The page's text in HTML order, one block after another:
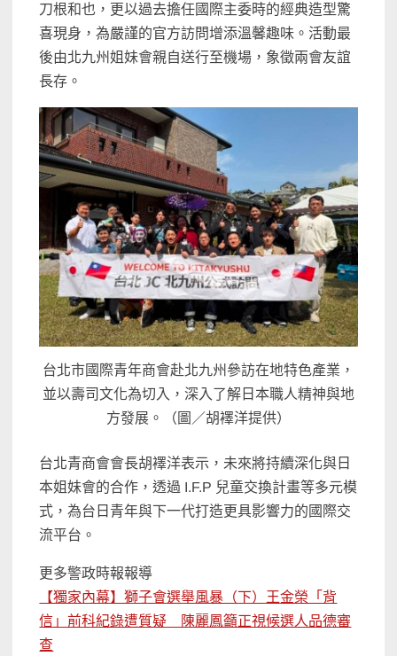
刀根和也，更以過去擔任國際主委時的經典造型驚
喜現身，為嚴謹的官方訪問增添溫馨趣味。活動最
後由北九州姐妹會親自送行至機場，象徵兩會友誼
長存。
台北市國際青年商會赴北九州參訪在地特色產業，
並以壽司文化為切入，深入了解日本職人精神與地
方發展。（圖／胡襗洋提供）
台北青商會會長胡襗洋表示，未來將持續深化與日
本姐妹會的合作，透過 I.F.P 兒童交換計畫等多元模
式，為台日青年與下一代打造更具影響力的國際交
流平台。
更多警政時報報導
【獨家內幕】獅子會選舉風暴（下）王金榮「背
信」前科紀錄遭質疑 陳麗鳳籲正視候選人品德審
查